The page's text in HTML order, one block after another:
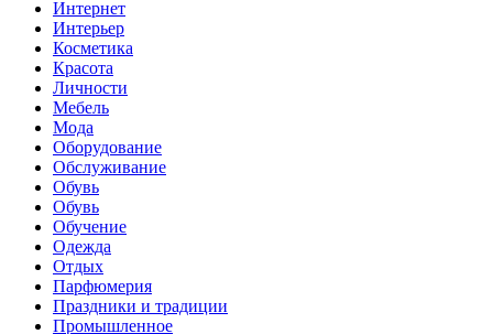
Интернет
Интерьер
Косметика
Красота
Личности
Мебель
Мода
Оборудование
Обслуживание
Обувь
Обувь
Обучение
Одежда
Отдых
Парфюмерия
Праздники и традиции
Промышленное